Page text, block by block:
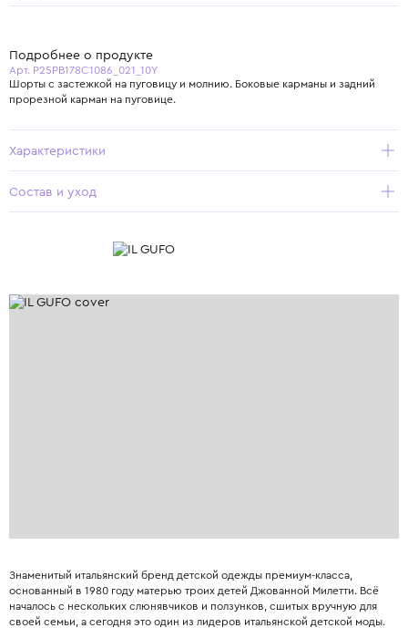
Подробнее о продукте
Арт. P25PB178C1086_021_10Y
Шорты с застежкой на пуговицу и молнию. Боковые карманы и задний
прорезной карман на пуговице.
Характеристики
Состав и уход
Знаменитый итальянский бренд детской одежды премиум-класса,
основанный в 1980 году матерью троих детей Джованной Милетти. Всё
началось с нескольких слюнявчиков и ползунков, сшитых вручную для
своей семьи, а сегодня это один из лидеров итальянской детской моды.